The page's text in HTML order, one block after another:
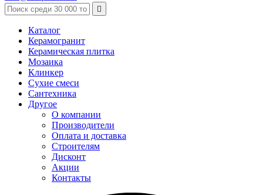

Каталог
Керамогранит
Керамическая плитка
Мозаика
Клинкер
Сухие смеси
Сантехника
Другое
О компании
Производители
Оплата и доставка
Строителям
Дисконт
Акции
Контакты